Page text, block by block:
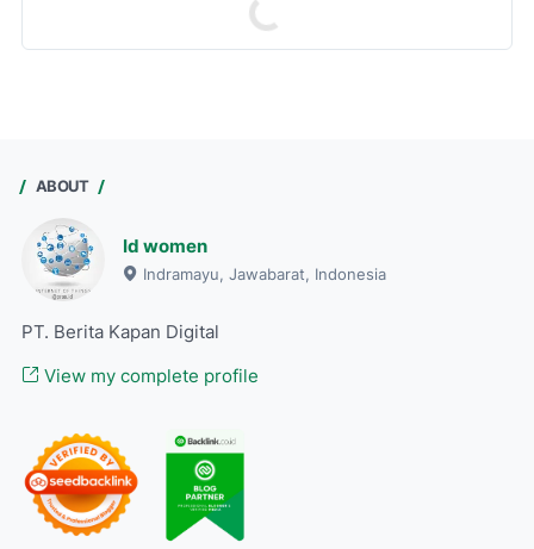
ABOUT
Id women
Indramayu, Jawabarat, Indonesia
PT. Berita Kapan Digital
View my complete profile